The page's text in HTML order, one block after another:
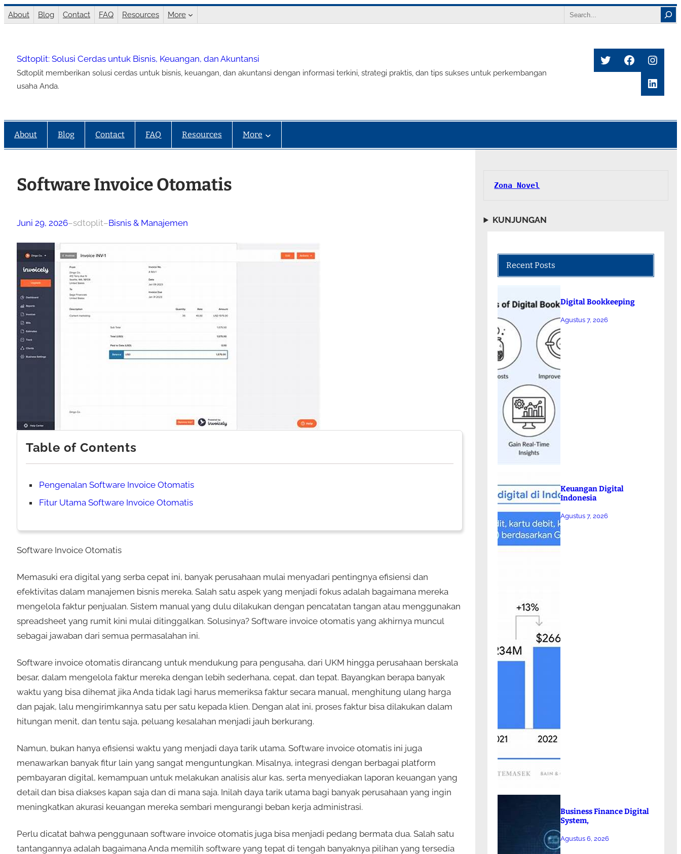
Lewati
ke
About Blog Contact FAQ Resources More Search
Sdtoplit: Solusi Cerdas untuk Bisnis, Keuangan, dan Akuntansi
Sdtoplit memberikan solusi cerdas untuk bisnis, keuangan, dan akuntansi dengan informasi terkini, strategi praktis, dan tips sukses untuk perkembangan
usaha Anda.
TwitterFacebook
About Blog Contact FAQ Resources More
Software Invoice Otomatis
Juni 29, 2026–sdtoplit–Bisnis & Manajemen
Table of Contents
Pengenalan Software Invoice Otomatis
Fitur Utama Software Invoice Otomatis
Software Invoice Otomatis
Memasuki era digital yang serba cepat ini, banyak perusahaan mulai menyadari pentingnya efisiensi dan
efektivitas dalam manajemen bisnis mereka. Salah satu aspek yang menjadi fokus adalah bagaimana mereka
mengelola faktur penjualan. Sistem manual yang dulu dilakukan dengan pencatatan tangan atau menggunakan
spreadsheet yang rumit kini mulai ditinggalkan. Solusinya? Software invoice otomatis yang akhirnya muncul
sebagai jawaban dari semua permasalahan ini.
Software invoice otomatis dirancang untuk mendukung para pengusaha, dari UKM hingga perusahaan berskala
besar, dalam mengelola faktur mereka dengan lebih sederhana, cepat, dan tepat. Bayangkan berapa banyak
waktu yang bisa dihemat jika Anda tidak lagi harus memeriksa faktur secara manual, menghitung ulang harga
dan pajak, lalu mengirimkannya satu per satu kepada klien. Dengan alat ini, proses faktur bisa dilakukan dalam
hitungan menit, dan tentu saja, peluang kesalahan menjadi jauh berkurang.
Namun, bukan hanya efisiensi waktu yang menjadi daya tarik utama. Software invoice otomatis ini juga
menawarkan banyak fitur lain yang sangat menguntungkan. Misalnya, integrasi dengan berbagai platform
pembayaran digital, kemampuan untuk melakukan analisis alur kas, serta menyediakan laporan keuangan yang
detail dan bisa diakses kapan saja dan di mana saja. Inilah daya tarik utama bagi banyak perusahaan yang ingin
meningkatkan akurasi keuangan mereka sembari mengurangi beban kerja administrasi.
Perlu dicatat bahwa penggunaan software invoice otomatis juga bisa menjadi pedang bermata dua. Salah satu
tantangannya adalah bagaimana Anda memilih software yang tepat di tengah banyaknya pilihan yang tersedia
Zona Novel
KUNJUNGAN
Recent Posts
Digital Bookkeeping
Agustus 7, 2026
Keuangan Digital
Indonesia
Agustus 7, 2026
Business Finance Digital
System,
Agustus 6, 2026